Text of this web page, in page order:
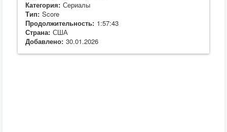
Категория: Сериалы
Тип: Score
Продолжительность: 1:57:43
Страна: США
Добавлено: 30.01.2026